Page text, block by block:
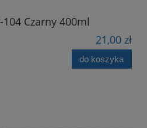
Czarny 400ml
21,00 zł
do koszyka